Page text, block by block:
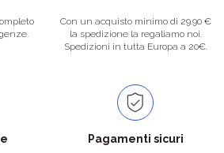
Con un acquisto minimo di 29.90 €
la spedizione la regaliamo noi.
Spedizioni in tutta Europa a 20€.
Pagamenti sicuri